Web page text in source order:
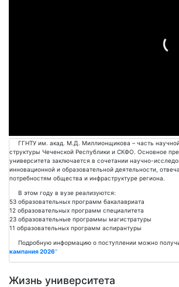
ГГНТУ им. акад. М.Д. Миллионщикова – часть
структуры Чеченской Республики и СКФО. Основное
университета заключается в сочетании научно-
инновационной и образовательной деятельности,
потребностям общества и инфраструктуре региона.
В этом году в вузе реализуются:
53 образовательных программ бакалавриата
12 образовательных программ специалитета
23 образовательные программы магистратуры
11 образовательных программ аспирантуры
Подробную информацию о поступлении можно
кампания 2026"
Жизнь университета